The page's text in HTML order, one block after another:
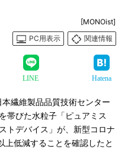
[MONOist]
PC用表示
関連情報
LINE Hatena
繊維製品品質技術センター
帯びた水粒子「ピュアミス
トデバイス」が、新型コロナ
上低減することを確認したと